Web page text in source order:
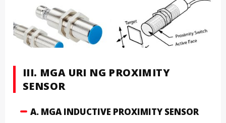
III. MGA URI NG PROXIMITY
SENSOR
A. MGA INDUCTIVE PROXIMITY SENSOR